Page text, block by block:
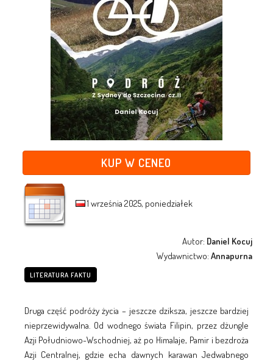
KUP W CENEO
1 września 2025, poniedziałek
Autor: Daniel Kocuj
Wydawnictwo:Annapurna
LITERATURA FAKTU
Druga część podróży życia – jeszcze dziksza, jeszcze bardziej
nieprzewidywalna. Od wodnego świata Filipin, przez dżungle
Azji Południowo-Wschodniej, aż po Himalaje, Pamir i bezdroża
Azji Centralnej, gdzie echa dawnych karawan Jedwabnego